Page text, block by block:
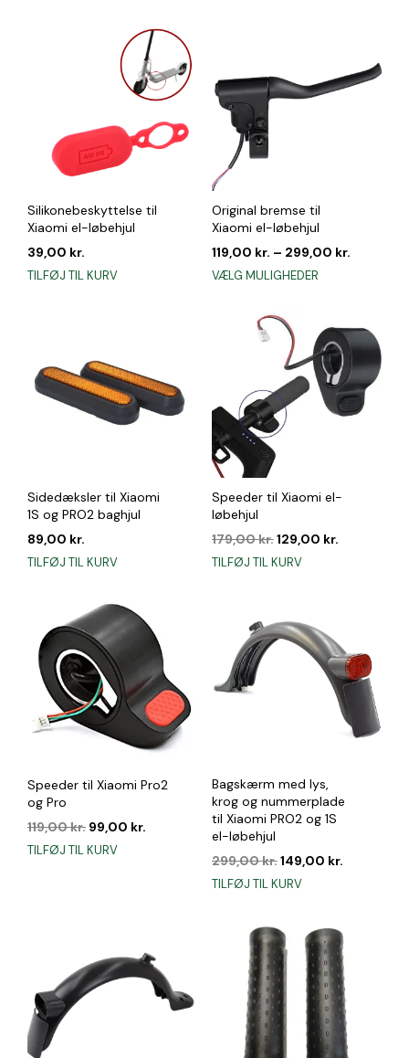
Silikonebeskyttelse til
Xiaomi el-løbehjul
39,00 kr.
TILFØJ TIL KURV
Original bremse til
Xiaomi el-løbehjul
119,00 kr. – 299,00 kr.
VÆLG MULIGHEDERDette
flere
varianter.
Mulighederne
kan
vælges
Sidedæksler til Xiaomi
1S og PRO2 baghjul
89,00 kr.
TILFØJ TIL KURV
Speeder til Xiaomi el-
løbehjul
179,00kr.Den
oprindelige
129,00 kr.Den
TILFØJ TIL KURV
Speeder til Xiaomi Pro2
og Pro
119,00kr. Den
oprindelige
99,00 kr.
TILFØJ TIL KURV
Bagskærm med lys,
krog og nummerplade
til Xiaomi PRO2 og 1S
el-løbehjul
299,00kr.Den
oprindelige
299,00 kr..
149,00 kr.Den
149,00 kr..
TILFØJ TIL KURV